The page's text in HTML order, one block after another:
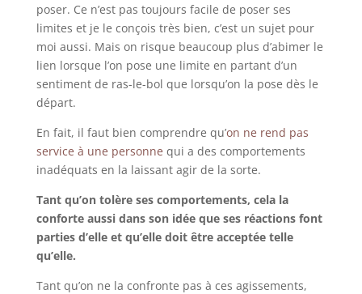
poser. Ce n’est pas toujours facile de poser ses
limites et je le conçois très bien, c’est un sujet pour
moi aussi. Mais on risque beaucoup plus d’abimer le
lien lorsque l’on pose une limite en partant d’un
sentiment de ras-le-bol que lorsqu’on la pose dès le
départ.
En fait, il faut bien comprendre qu’on ne rend pas
service à une personne qui a des comportements
inadéquats en la laissant agir de la sorte.
Tant qu’on tolère ses comportements, cela la
conforte aussi dans son idée que ses réactions font
parties d’elle et qu’elle doit être acceptée telle
qu’elle.
Tant qu’on ne la confronte pas à ces agissements,